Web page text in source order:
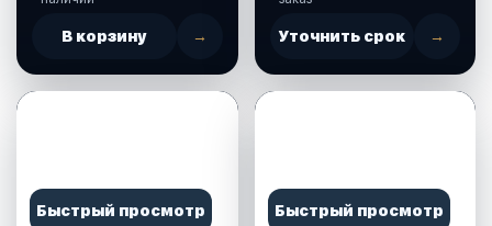
В корзину → Уточнить срок →
Быстрый просмотр Быстрый просмотр